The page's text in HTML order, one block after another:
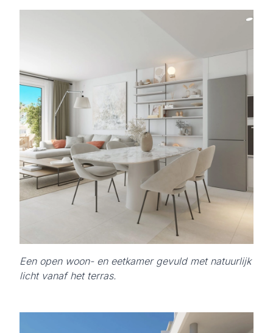
Een open woon- en eetkamer gevuld met natuurlijk
licht vanaf het terras.